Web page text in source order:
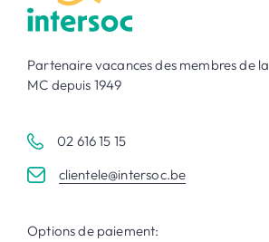
Partenaire vacances des membres de la
MC depuis 1949
02 616 15 15
clientele@intersoc.be
Options de paiement: